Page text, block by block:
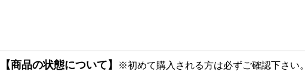
【商品の状態について】 ※初めて購入される方は必ずご確認下さい。